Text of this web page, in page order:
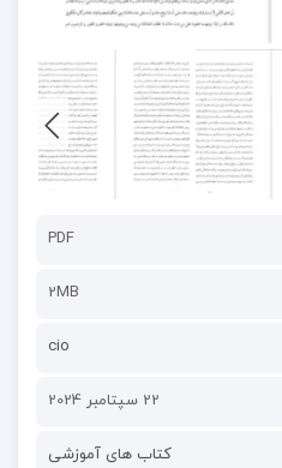
PDF
2MB
cio
22 سپتامبر 2024
کتاب های آموزشی